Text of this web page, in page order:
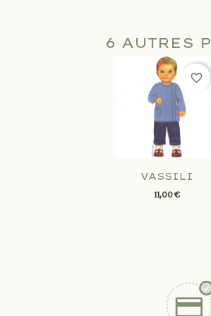
6 AUTRES
VASSILI
11,00 €
favorite_border